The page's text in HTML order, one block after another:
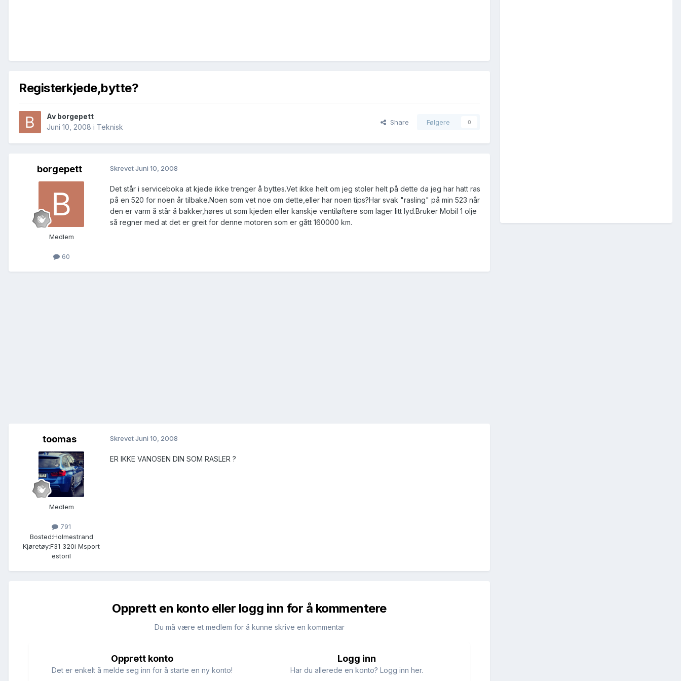
Registerkjede,bytte?
Av borgepett
Juni 10, 2008 i Teknisk
Share Følgere 0
borgepett
Medlem
60
SkrevetJuni 10, 2008
Det står i serviceboka at kjede ikke trenger å byttes.Vet ikke helt om jeg stoler helt på dette da jeg har hatt ras
på en 520 for noen år tilbake.Noen som vet noe om dette,eller har noen tips?Har svak "rasling" på min 523 når
den er varm å står å bakker,høres ut som kjeden eller kanskje ventiløftere som lager litt lyd.Bruker Mobil 1 olje
så regner med at det er greit for denne motoren som er gått 160000 km.
toomas
Medlem
791
Bosted:Holmestrand
Kjøretøy:F31 320i Msport
estoril
SkrevetJuni 10, 2008
ER IKKE VANOSEN DIN SOM RASLER ?
Opprett en konto eller logg inn for å kommentere
Du må være et medlem for å kunne skrive en kommentar
Opprett konto
Det er enkelt å melde seg inn for å starte en ny konto!
Logg inn
Har du allerede en konto? Logg inn her.